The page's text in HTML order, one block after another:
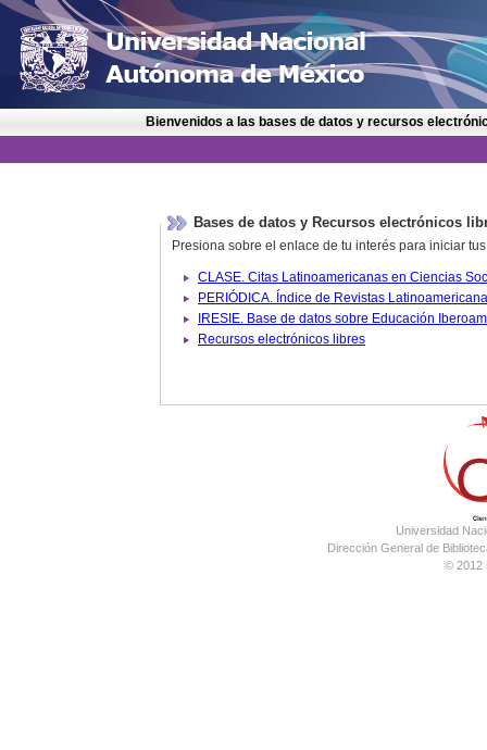
Bienvenidos a las bases de datos y recursos
Bases de datos y Recursos electrónicos
Presiona sobre el enlace de tu interés para iniciar
IRESIE. Base de datos
Recursos electrónicos libres
Universidad
Dirección General de
© 2012